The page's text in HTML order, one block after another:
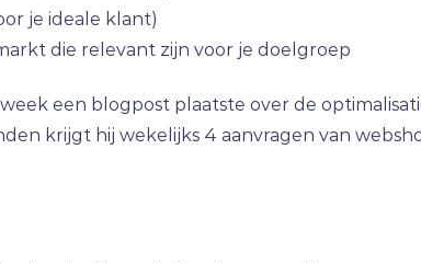
je ideale klant)
die relevant zijn voor je doelgroep
een blogpost plaatste over de
krijgt hij wekelijks 4 aanvragen van